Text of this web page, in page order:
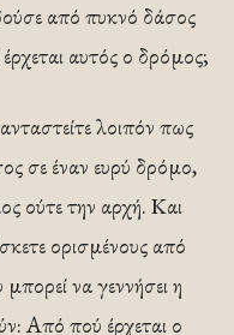
από πυκνό δάσος
αυτός ο δρόμος;
λοιπόν πως
σε έναν ευρύ δρόμο,
ούτε την αρχή. Και
ορισμένους από
να γεννήσει η
Από πού έρχεται ο